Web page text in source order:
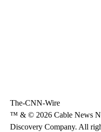
The-CNN-Wire
™ & © 2026 Cable News
Discovery Company. All